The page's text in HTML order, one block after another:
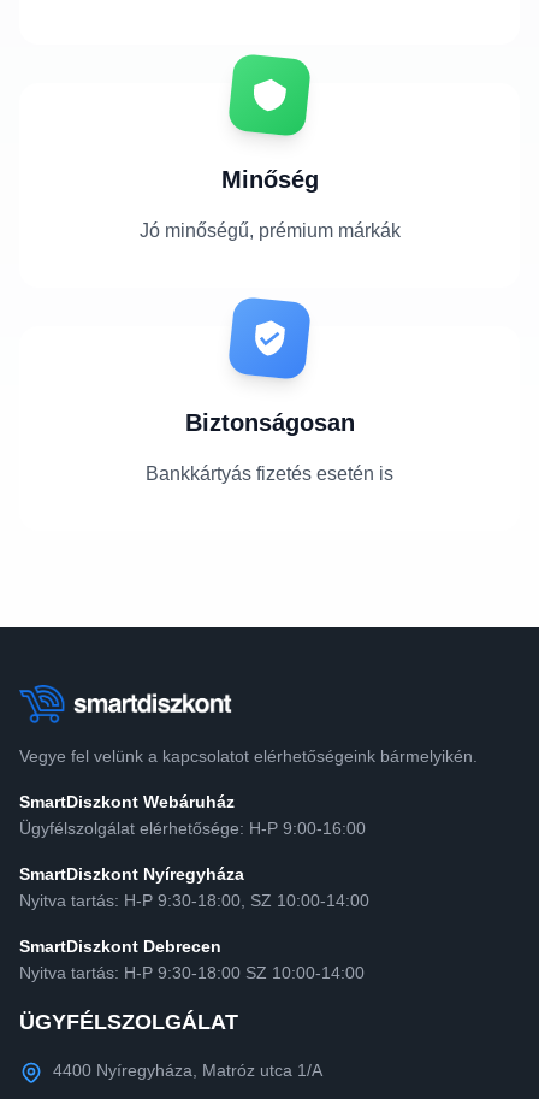
Minőség
Jó minőségű, prémium márkák
Biztonságosan
Bankkártyás fizetés esetén is
Vegye fel velünk a kapcsolatot elérhetőségeink bármelyikén.
SmartDiszkont Webáruház
Ügyfélszolgálat elérhetősége: H-P 9:00-16:00
SmartDiszkont Nyíregyháza
Nyitva tartás: H-P 9:30-18:00, SZ 10:00-14:00
SmartDiszkont Debrecen
Nyitva tartás: H-P 9:30-18:00 SZ 10:00-14:00
ÜGYFÉLSZOLGÁLAT
4400 Nyíregyháza, Matróz utca 1/A